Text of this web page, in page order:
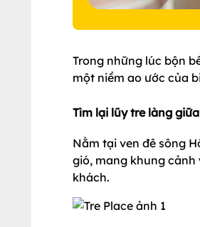
Trong những lúc bộn
một niềm ao ước của
Tìm lại lũy tre làng
Nằm tại ven đê sông
gió, mang khung
khách.